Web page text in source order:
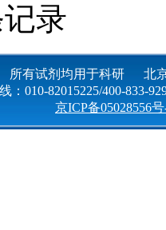
录
所有试剂均用于科研 北
：010-82015225/400-833-
京ICP备05028556